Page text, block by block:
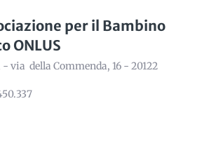
per il Bambino
ONLUS
via della Commenda, 16 - 20122